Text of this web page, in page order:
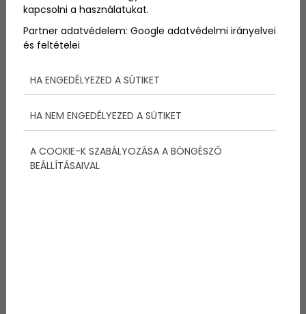
Kisgyermekes otthonok
biztonságos kialakítása: Mire
figyeljünk a lakberendezésnél?
kapcsolni a használatukat.
Partner adatvédelem: Google adatvédelmi irányelvei
és feltételei
HA ENGEDÉLYEZED A SÜTIKET
HA NEM ENGEDÉLYEZED A SÜTIKET
A COOKIE-K SZABÁLYOZÁSA A BÖNGÉSZŐ
BEÁLLÍTÁSAIVAL